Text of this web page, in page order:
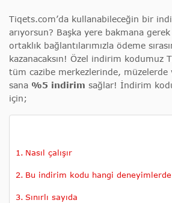
Tiqets.com’da kullanabileceğin bir
arıyorsun? Başka yere bakmana
ortaklık bağlantılarımızla ödeme
kazanacaksın! Özel indirim kodumuz
tüm cazibe merkezlerinde, müzelerde
sana %5 indirim sağlar! İndirim
için;
Nasıl çalışır
Bu indirim kodu hangi
Sınırlı sayıda